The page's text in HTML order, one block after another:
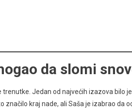
da slomi
Jedan od najvećih izazova bilo
kraj nade, ali Saša je izabrao da